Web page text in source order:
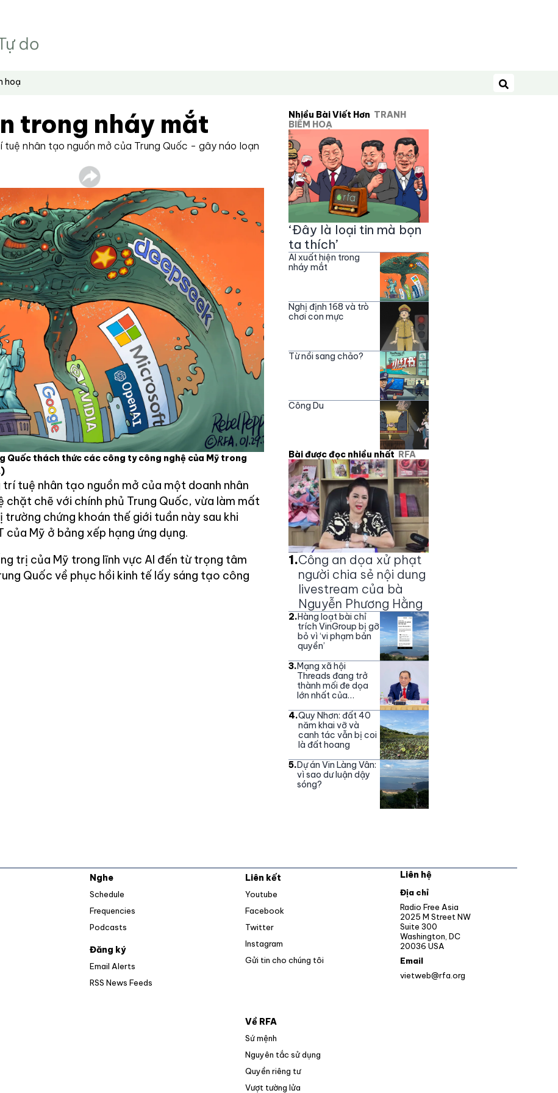
hoạ
Tìm kiếm
trong nháy mắt
nhân tạo nguồn mở của Trung Quốc - gây náo loạn
Quốc thách thức các công ty công nghệ của Mỹ trong
tuệ nhân tạo nguồn mở của một doanh nhân
chặt chẽ với chính phủ Trung Quốc, vừa làm mất
chứng khoán thế giới tuần này sau khi
Mỹ ở bảng xếp hạng ứng dụng.
trị của Mỹ trong lĩnh vực AI đến từ trọng tâm
Quốc về phục hồi kinh tế lấy sáng tạo công
Nhiều Bài Viết Hơn TRANH
BIẾM HOẠ
‘Đây là loại tin mà bọn
ta thích’
AI xuất hiện trong
nháy mắt
Nghị định 168 và trò
chơi con mực
Từ nồi sang chảo?
Công Du
Bài được đọc nhiều nhất RFA
1.Công an dọa xử phạt
người chia sẻ nội dung
livestream của bà
Nguyễn Phương Hằng
2.Hàng loạt bài chỉ
trích VinGroup bị gỡ
bỏ vì ‘vi phạm bản
quyền’
3.Mạng xã hội
Threads đang trở
thành mối đe dọa
lớn nhất của
4.Quy Nhơn: đất 40
năm khai vỡ và
canh tác vẫn bị coi
là đất hoang
5.Dự án Vin Làng Vân:
vì sao dư luận dậy
sóng?
Nghe
Schedule
Frequencies
Podcasts
Đăng ký
Email Alerts
RSS News Feeds
Liên kết
Youtube
Facebook
Twitter
Instagram
Gửi tin cho chúng tôi
Về RFA
Sứ mệnh
Nguyên tắc sử dụng
Quyền riêng tư
Vượt tường lửa
Liên hệ
Địa chỉ
Radio Free Asia
2025 M Street NW
Suite 300
Washington, DC
20036 USA
Email
vietweb@rfa.org